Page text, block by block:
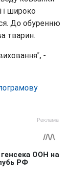
і широко
До обуренню
тварин.
-